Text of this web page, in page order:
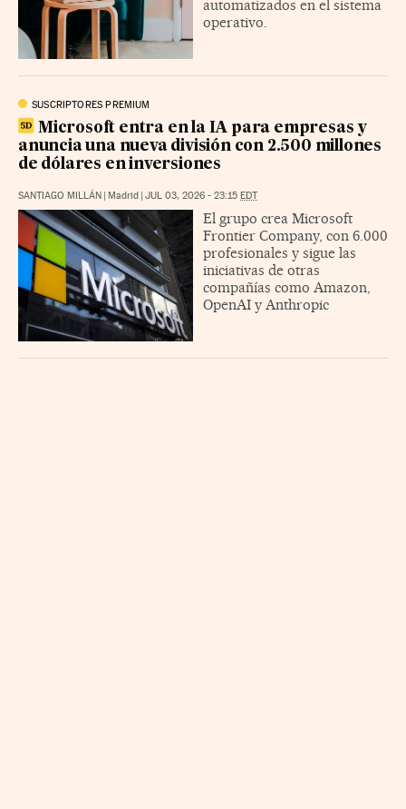
automatizados en el sistema
operativo.
SUSCRIPTORES PREMIUM
Microsoft entra en la IA para empresas y
anuncia una nueva división con 2.500 millones
de dólares en inversiones
SANTIAGO MILLÁN Madrid JUL 03, 2026 - 23:15 EDT
El grupo crea Microsoft
Frontier Company, con 6.000
profesionales y sigue las
iniciativas de otras
compañías como Amazon,
OpenAI y Anthropic